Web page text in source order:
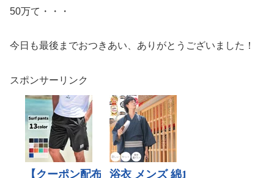
50万て・・・
今日も最後までおつきあい、ありがとうございました！
スポンサーリンク